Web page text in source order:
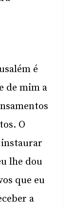
é
de mim a
O
instaurar
lhe dou
que eu
a